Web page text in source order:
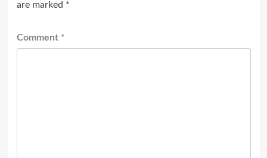
are marked *
Comment *